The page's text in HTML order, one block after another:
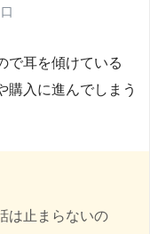
で耳を傾けている
購入に進んでしまう
は止まらないの